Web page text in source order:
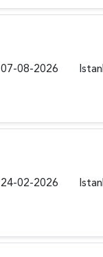
07-08-2026
24-02-2026